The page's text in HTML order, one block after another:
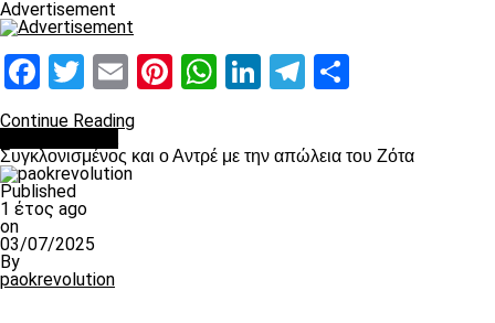
Advertisement
Facebook
Twitter
EmailPinterest
WhatsApp
LinkedIn
Telegram
Continue Reading
Συγκλονισμένος και ο Αντρέ με την απώλεια του Ζότα
Published
1 έτος ago
on
03/07/2025
By
paokrevolution